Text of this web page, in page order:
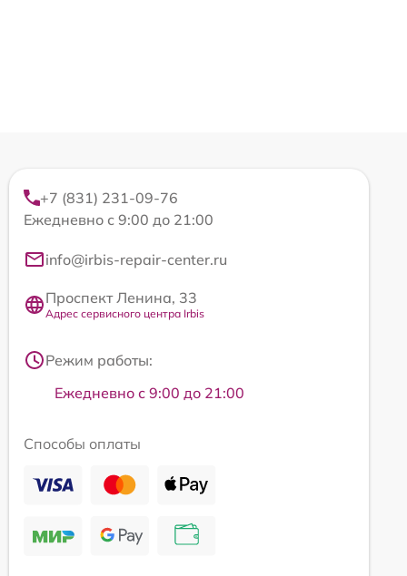
+7 (831) 231-09-76
Ежедневно с 9:00 до 21:00
info@irbis-repair-center.ru
Проспект Ленина, 33
Адрес сервисного центра Irbis
Режим работы:
Ежедневно с 9:00 до 21:00
Способы оплаты